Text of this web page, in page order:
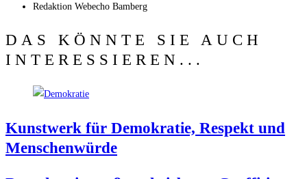
Redak­ti­on Web­echo Bamberg
DAS KÖNNTE SIE AUCH
INTERESSIEREN...
Kunst­werk für Demo­kra­tie, Respekt und
Menschenwürde